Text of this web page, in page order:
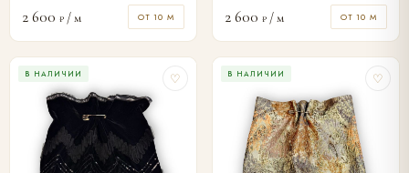
2 600 ₽ / м ОТ 10 М 2 600 ₽ / м ОТ 10 М
В НАЛИЧИИ ♡ В НАЛИЧИИ ♡